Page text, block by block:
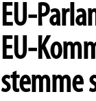
EU-
EU-
stemme